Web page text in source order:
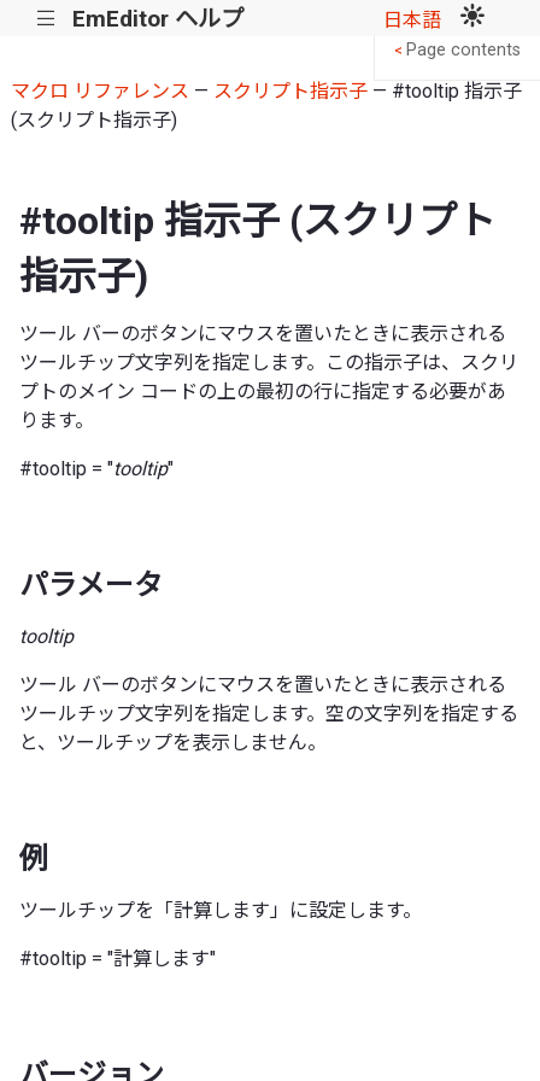
||| EmEditor ヘルプ 日本語
マクロ リファレンス — スクリプト指示子— #tooltip 指示子
(スクリプト指示子)
#tooltip 指示子 (スクリプト
指示子)
ツール バーのボタンにマウスを置いたときに表示される
ツールチップ文字列を指定します。この指示子は、スクリ
プトのメイン コードの上の最初の行に指定する必要があ
ります。
#tooltip = "tooltip"
パラメータ
tooltip
ツール バーのボタンにマウスを置いたときに表示される
ツールチップ文字列を指定します。空の文字列を指定する
と、ツールチップを表示しません。
例
ツールチップを「計算します」に設定します。
#tooltip = "計算します"
< Page contents